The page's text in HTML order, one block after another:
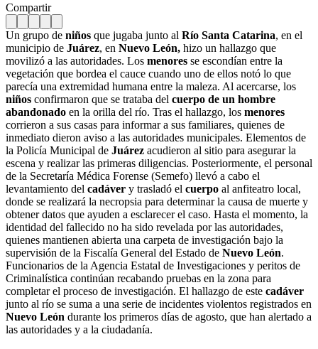
Compartir
Un grupo de niños que jugaba junto al Río Santa Catarina, en el
municipio de Juárez, en Nuevo León, hizo un hallazgo que
movilizó a las autoridades. Los menores se escondían entre la
vegetación que bordea el cauce cuando uno de ellos notó lo que
parecía una extremidad humana entre la maleza. Al acercarse, los
niños confirmaron que se trataba del cuerpo de un hombre
abandonado en la orilla del río. Tras el hallazgo, los menores
corrieron a sus casas para informar a sus familiares, quienes de
inmediato dieron aviso a las autoridades municipales. Elementos de
la Policía Municipal de Juárez acudieron al sitio para asegurar la
escena y realizar las primeras diligencias. Posteriormente, el personal
de la Secretaría Médica Forense (Semefo) llevó a cabo el
levantamiento del cadáver y trasladó el cuerpo al anfiteatro local,
donde se realizará la necropsia para determinar la causa de muerte y
obtener datos que ayuden a esclarecer el caso. Hasta el momento, la
identidad del fallecido no ha sido revelada por las autoridades,
quienes mantienen abierta una carpeta de investigación bajo la
supervisión de la Fiscalía General del Estado de Nuevo León.
Funcionarios de la Agencia Estatal de Investigaciones y peritos de
Criminalística continúan recabando pruebas en la zona para
completar el proceso de investigación. El hallazgo de este cadáver
junto al río se suma a una serie de incidentes violentos registrados en
Nuevo León durante los primeros días de agosto, que han alertado a
las autoridades y a la ciudadanía.